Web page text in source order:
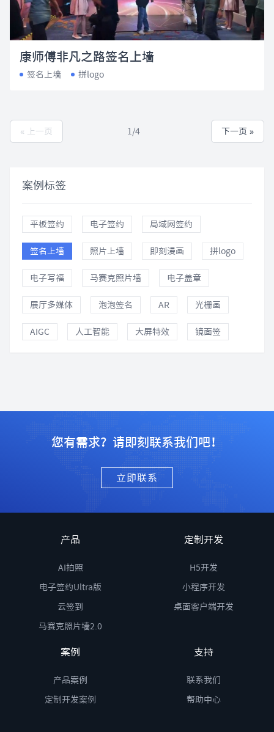
康师傅非凡之路签名上墙
签名上墙 拼logo
« 上一页 1/4 下一页 »
案例标签
平板签约 电子签约 局域网签约
签名上墙 照片上墙 即刻漫画 拼logo
电子写福 马赛克照片墙 电子盖章
展厅多媒体 泡泡签名 AR 光栅画
AIGC 人工智能 大屏特效 镜面签
您有需求？请即刻联系我们吧！
立即联系
产品
AI拍照
电子签约Ultra版
云签到
马赛克照片墙2.0
定制开发
H5开发
小程序开发
桌面客户端开发
案例
产品案例
定制开发案例
支持
联系我们
帮助中心